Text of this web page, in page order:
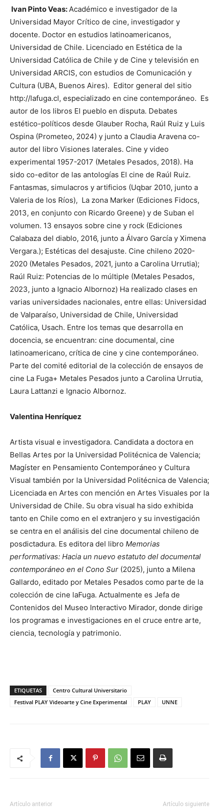
Ivan Pinto Veas:Académico e investigador de la
Universidad Mayor Crítico de cine, investigador y
docente. Doctor en estudios latinoamericanos,
Universidad de Chile. Licenciado en Estética de la
Universidad Católica de Chile y de Cine y televisión en
Universidad ARCIS, con estudios de Comunicación y
Cultura (UBA, Buenos Aires). Editor general del sitio
http://lafuga.cl, especializado en cine contemporáneo. Es
autor de los libros El pueblo en disputa. Debates
estético-políticos desde Glauber Rocha, Raúl Ruiz y Luis
Ospina (Prometeo, 2024) y junto a Claudia Aravena co-
autor del libro Visiones laterales. Cine y video
experimental 1957-2017 (Metales Pesados, 2018). Ha
sido co-editor de las antologías El cine de Raúl Ruiz.
Fantasmas, simulacros y artificios (Uqbar 2010, junto a
Valeria de los Ríos), La zona Marker (Ediciones Fidocs,
2013, en conjunto con Ricardo Greene) y de Suban el
volumen. 13 ensayos sobre cine y rock (Ediciones
Calabaza del diablo, 2016, junto a Álvaro García y Ximena
Vergara.); Estéticas del desajuste. Cine chileno 2020-
2020 (Metales Pesados, 2021, junto a Carolina Urrutia);
Raúl Ruiz: Potencias de lo múltiple (Metales Pesados,
2023, junto a Ignacio Albornoz) Ha realizado clases en
varias universidades nacionales, entre ellas: Universidad
de Valparaíso, Universidad de Chile, Universidad
Católica, Usach. Entre los temas que desarrolla en
docencia, se encuentran: cine documental, cine
latinoamericano, crítica de cine y cine contemporáneo.
Parte del comité editorial de la colección de ensayos de
cine La Fuga+ Metales Pesados junto a Carolina Urrutia,
Laura Lattanzi e Ignacio Albornoz.
Valentina Henríquez
Artista visual e investigadora. Candidata a doctora en
Bellas Artes por la Universidad Politécnica de Valencia;
Magíster en Pensamiento Contemporáneo y Cultura
Visual también por la Universidad Politécnica de Valencia;
Licenciada en Artes con mención en Artes Visuales por la
Universidad de Chile. Su obra visual ha sido exhibida
tanto en Chile como en el extranjero y su investigación
se centra en el análisis del cine documental chileno de
posdictadura. Es editora del libro Memorias
performativas: Hacia un nuevo estatuto del documental
contemporáneo en el Cono Sur (2025), junto a Milena
Gallardo, editado por Metales Pesados como parte de la
colección de cine laFuga. Actualmente es Jefa de
Contenidos del Museo Interactivo Mirador, donde dirige
los programas e investigaciones en el cruce entre arte,
ciencia, tecnología y patrimonio.
ETIQUETAS
Centro Cultural Universitario
Festival PLAY Videoarte y Cine Experimental
PLAY UNNE
Artículo anterior Artículo siguiente